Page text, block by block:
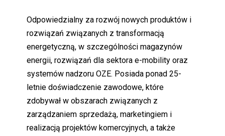
Odpowiedzialny za rozwój nowych produktów i
rozwiązań związanych z transformacją
energetyczną, w szczególności magazynów
energii, rozwiązań dla sektora e-mobility oraz
systemów nadzoru OZE. Posiada ponad 25-
letnie doświadczenie zawodowe, które
zdobywał w obszarach związanych z
zarządzaniem sprzedażą, marketingiem i
realizacją projektów komercyjnych, a także